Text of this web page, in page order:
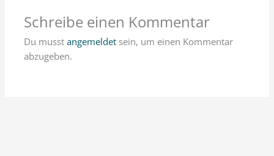
Schreibe einen Kommentar
Du musstangemeldet sein, um einen Kommentar
abzugeben.